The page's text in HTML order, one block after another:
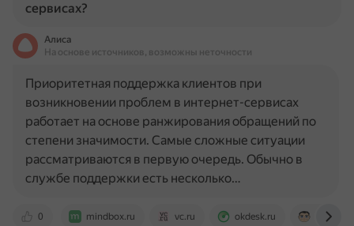
сервисах?
Алиса
На основе источников, возможны неточности
0 mindbox.ru vc.ru okdesk.ru
Приоритетная поддержка клиентов при
возникновении проблем в интернет-сервисах
работает на основе ранжирования обращений по
степени значимости. Самые сложные ситуации
рассматриваются в первую очередь. Обычно в
службе поддержки есть несколько…